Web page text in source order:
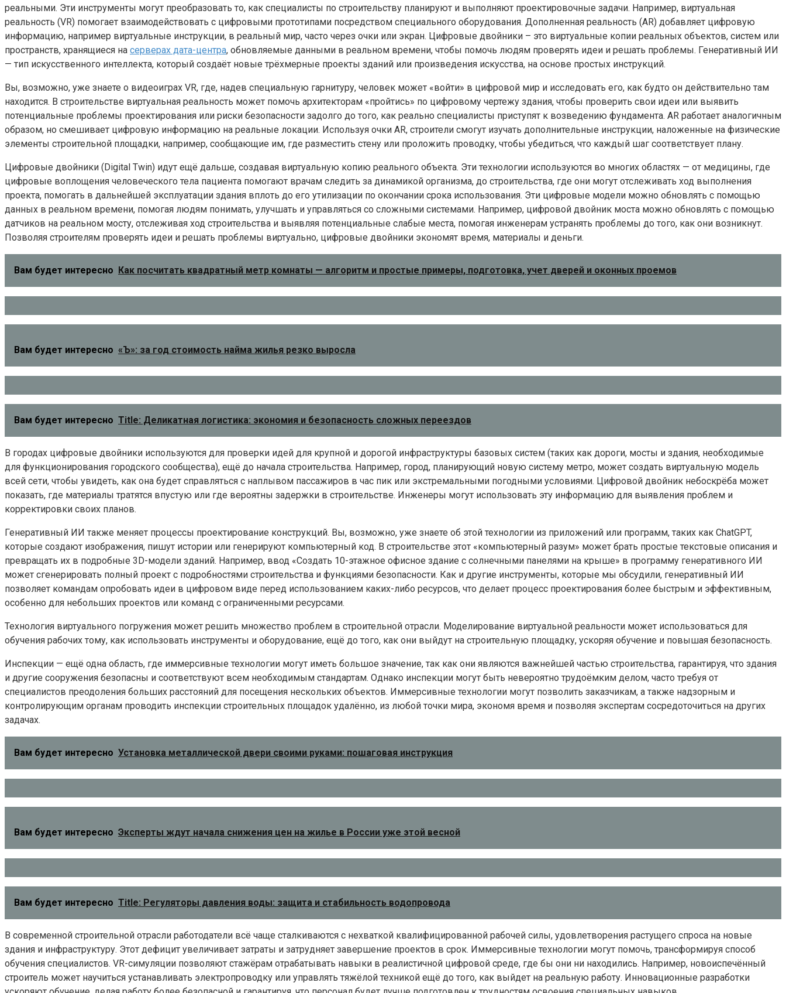
реальными. Эти инструменты могут преобразовать то, как специалисты по строительству планируют и выполняют проектировочные задачи. Например, виртуальная
реальность (VR) помогает взаимодействовать с цифровыми прототипами посредством специального оборудования. Дополненная реальность (AR) добавляет цифровую
информацию, например виртуальные инструкции, в реальный мир, часто через очки или экран. Цифровые двойники – это виртуальные копии реальных объектов, систем или
пространств, хранящиеся на серверах дата-центра, обновляемые данными в реальном времени, чтобы помочь людям проверять идеи и решать проблемы. Генеративный ИИ
— тип искусственного интеллекта, который создаёт новые трёхмерные проекты зданий или произведения искусства, на основе простых инструкций.
Вы, возможно, уже знаете о видеоиграх VR, где, надев специальную гарнитуру, человек может «войти» в цифровой мир и исследовать его, как будто он действительно там
находится. В строительстве виртуальная реальность может помочь архитекторам «пройтись» по цифровому чертежу здания, чтобы проверить свои идеи или выявить
потенциальные проблемы проектирования или риски безопасности задолго до того, как реально специалисты приступят к возведению фундамента. AR работает аналогичным
образом, но смешивает цифровую информацию на реальные локации. Используя очки AR, строители смогут изучать дополнительные инструкции, наложенные на физические
элементы строительной площадки, например, сообщающие им, где разместить стену или проложить проводку, чтобы убедиться, что каждый шаг соответствует плану.
Цифровые двойники (Digital Twin) идут ещё дальше, создавая виртуальную копию реального объекта. Эти технологии используются во многих областях — от медицины, где
цифровые воплощения человеческого тела пациента помогают врачам следить за динамикой организма, до строительства, где они могут отслеживать ход выполнения
проекта, помогать в дальнейшей эксплуатации здания вплоть до его утилизации по окончании срока использования. Эти цифровые модели можно обновлять с помощью
данных в реальном времени, помогая людям понимать, улучшать и управляться со сложными системами. Например, цифровой двойник моста можно обновлять с помощью
датчиков на реальном мосту, отслеживая ход строительства и выявляя потенциальные слабые места, помогая инженерам устранять проблемы до того, как они возникнут.
Позволяя строителям проверять идеи и решать проблемы виртуально, цифровые двойники экономят время, материалы и деньги.
Вам будет интересно Как посчитать квадратный метр комнаты — алгоритм и простые примеры, подготовка, учет дверей и оконных проемов
Вам будет интересно «Ъ»: за год стоимость найма жилья резко выросла
Вам будет интересно Title: Деликатная логистика: экономия и безопасность сложных переездов
В городах цифровые двойники используются для проверки идей для крупной и дорогой инфраструктуры базовых систем (таких как дороги, мосты и здания, необходимые
для функционирования городского сообщества), ещё до начала строительства. Например, город, планирующий новую систему метро, ​​может создать виртуальную модель
всей сети, чтобы увидеть, как она будет справляться с наплывом пассажиров в час пик или экстремальными погодными условиями. Цифровой двойник небоскрёба может
показать, где материалы тратятся впустую или где вероятны задержки в строительстве. Инженеры могут использовать эту информацию для выявления проблем и
корректировки своих планов.
Генеративный ИИ также меняет процессы проектирование конструкций. Вы, возможно, уже знаете об этой технологии из приложений или программ, таких как ChatGPT,
которые создают изображения, пишут истории или генерируют компьютерный код. В строительстве этот «компьютерный разум» может брать простые текстовые описания и
превращать их в подробные 3D-модели зданий. Например, ввод «Создать 10-этажное офисное здание с солнечными панелями на крыше» в программу генеративного ИИ
может сгенерировать полный проект с подробностями строительства и функциями безопасности. Как и другие инструменты, которые мы обсудили, генеративный ИИ
позволяет командам опробовать идеи в цифровом виде перед использованием каких-либо ресурсов, что делает процесс проектирования более быстрым и эффективным,
особенно для небольших проектов или команд с ограниченными ресурсами.
Технология виртуального погружения может решить множество проблем в строительной отрасли. Моделирование виртуальной реальности может использоваться для
обучения рабочих тому, как использовать инструменты и оборудование, ещё до того, как они выйдут на строительную площадку, ускоряя обучение и повышая безопасность.
Инспекции — ещё одна область, где иммерсивные технологии могут иметь большое значение, так как они являются важнейшей частью строительства, гарантируя, что здания
и другие сооружения безопасны и соответствуют всем необходимым стандартам. Однако инспекции могут быть невероятно трудоёмким делом, часто требуя от
специалистов преодоления больших расстояний для посещения нескольких объектов. Иммерсивные технологии могут позволить заказчикам, а также надзорным и
контролирующим органам проводить инспекции строительных площадок удалённо, из любой точки мира, экономя время и позволяя экспертам сосредоточиться на других
задачах.
Вам будет интересно Установка металлической двери своими руками: пошаговая инструкция
Вам будет интересно Эксперты ждут начала снижения цен на жилье в России уже этой весной
Вам будет интересно Title: Регуляторы давления воды: защита и стабильность водопровода
В современной строительной отрасли работодатели всё чаще сталкиваются с нехваткой квалифицированной рабочей силы, удовлетворения растущего спроса на новые
здания и инфраструктуру. Этот дефицит увеличивает затраты и затрудняет завершение проектов в срок. Иммерсивные технологии могут помочь, трансформируя способ
обучения специалистов. VR-симуляции позволяют стажёрам отрабатывать навыки в реалистичной цифровой среде, где бы они ни находились. Например, новоиспечённый
строитель может научиться устанавливать электропроводку или управлять тяжёлой техникой ещё до того, как выйдет на реальную работу. Инновационные разработки